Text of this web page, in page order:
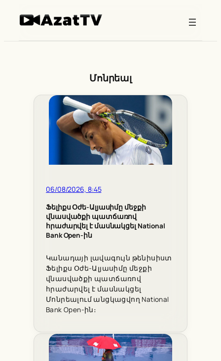
Մոնրեալ
06/08/2026, 8:45
Ֆելիքս Օժե-Ալյասիմը մեջքի
վնասվածքի պատճառով
հրաժարվել է մասնակցել National
Bank Open-ին
Կանադայի լավագույն թենիսիստ
Ֆելիքս Օժե-Ալյասիմը մեջքի
վնասվածքի պատճառով
հրաժարվել է մասնակցել
Մոնրեալում անցկացվող National
Bank Open-ին։